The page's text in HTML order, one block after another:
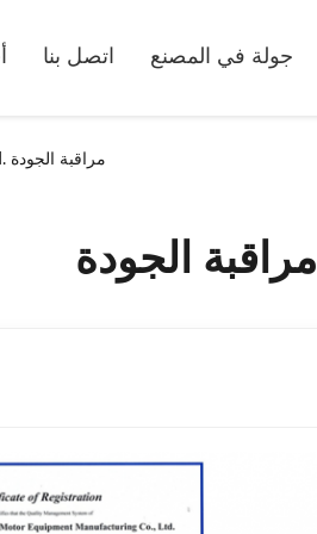
جولة في المصنع اتصل بنا
SMT Intelligent Device Manufacturing (Zhejiang) Co., Ltd. مراقبة الجودة
مراقبة الجودة